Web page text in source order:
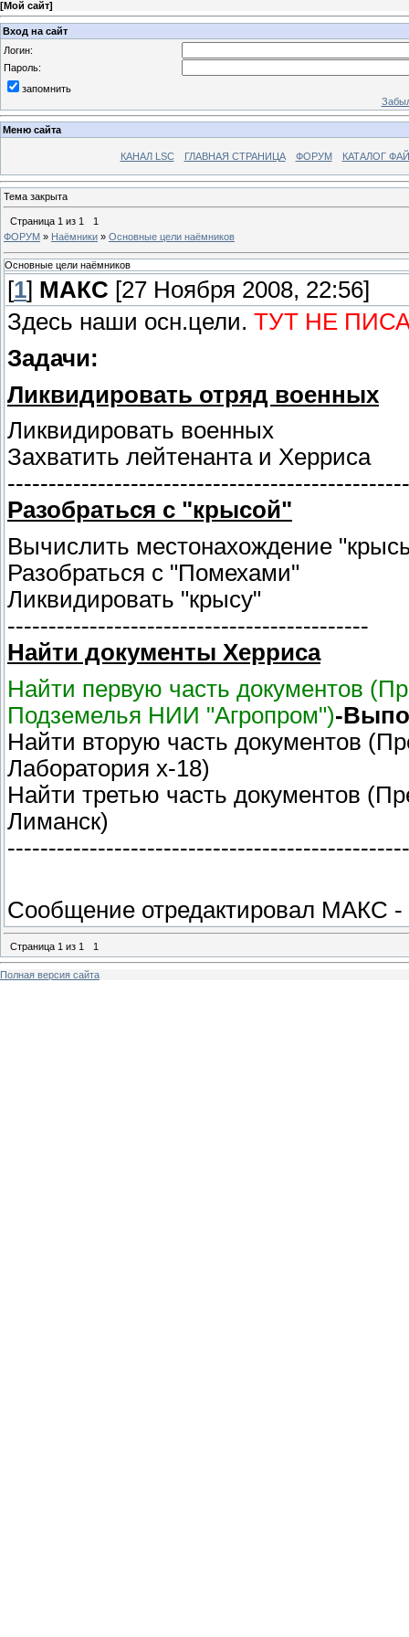
[Мой сайт]
Вход на сайт
Логин:
Пароль:
запомнить
Меню сайта
КАНАЛ LSC ГЛАВНАЯ СТРАНИЦА ФОРУМ КАТАЛОГ
Тема закрыта
Страница 1 из 1
1
ФОРУМ » Наёмники » Основные цели наёмников
Основные цели наёмников
[1] МАКС [27 Ноября 2008, 22:56]
Здесь наши осн.цели. ТУТ НЕ
Задачи:
Ликвидировать отряд военных
Ликвидировать военных
Захватить лейтенанта и Херриса
-------------------------------------------------
Разобраться с "крысой"
Вычислить местонахождение
Разобраться с "Помехами"
Ликвидировать "крысу"
--------------------------------------------
Найти документы Херриса
Найти первую часть документов
Подземелья НИИ "Агропром")-
Найти вторую часть документов
Лаборатория х-18)
Найти третью часть документов
Лиманск)
Сообщение отредактировал МАКС -
Страница 1 из 1 1
Полная версия сайта